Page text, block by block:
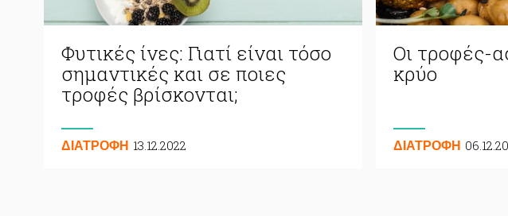
Φυτικές ίνες: Γιατί είναι τόσο
σημαντικές και σε ποιες
τροφές βρίσκονται;
ΔΙΑΤΡΟΦΗ 13.12.2022
Οι τροφές-
κρύο
ΔΙΑΤΡΟΦΗ